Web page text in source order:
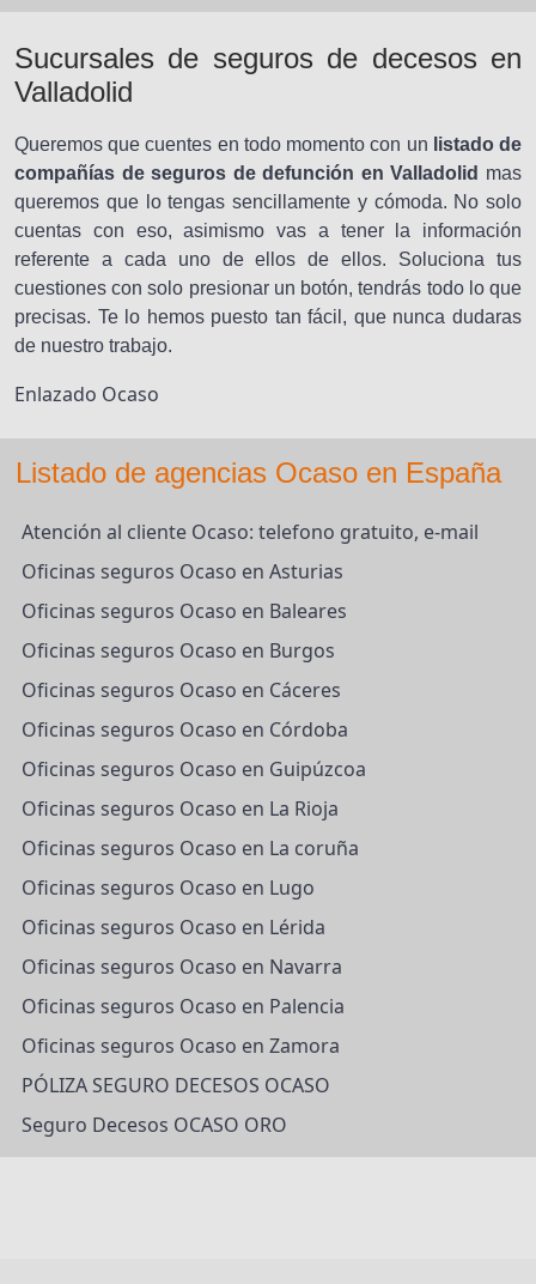
Sucursales de seguros de decesos en
Valladolid
Queremos que cuentes en todo momento con un listado de
compañías de seguros de defunción en Valladolid mas
queremos que lo tengas sencillamente y cómoda. No solo
cuentas con eso, asimismo vas a tener la información
referente a cada uno de ellos de ellos. Soluciona tus
cuestiones con solo presionar un botón, tendrás todo lo que
precisas. Te lo hemos puesto tan fácil, que nunca dudaras
de nuestro trabajo.
Enlazado Ocaso
Listado de agencias Ocaso en España
Atención al cliente Ocaso: telefono gratuito, e-mail
Oficinas seguros Ocaso en Asturias
Oficinas seguros Ocaso en Baleares
Oficinas seguros Ocaso en Burgos
Oficinas seguros Ocaso en Cáceres
Oficinas seguros Ocaso en Córdoba
Oficinas seguros Ocaso en Guipúzcoa
Oficinas seguros Ocaso en La Rioja
Oficinas seguros Ocaso en La coruña
Oficinas seguros Ocaso en Lugo
Oficinas seguros Ocaso en Lérida
Oficinas seguros Ocaso en Navarra
Oficinas seguros Ocaso en Palencia
Oficinas seguros Ocaso en Zamora
PÓLIZA SEGURO DECESOS OCASO
Seguro Decesos OCASO ORO